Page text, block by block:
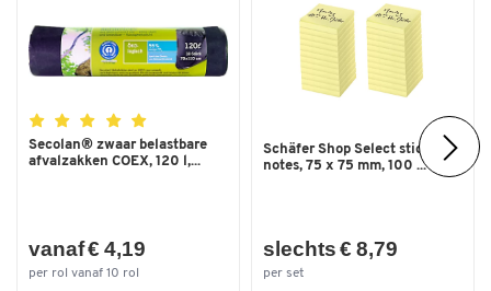
Secolan® zwaar belastbare
afvalzakken COEX, 120 l,...
vanaf € 4,19
per rol vanaf 10 rol
Schäfer Shop Select sticky
notes, 75 x 75 mm, 100 ...
slechts € 8,79
per set